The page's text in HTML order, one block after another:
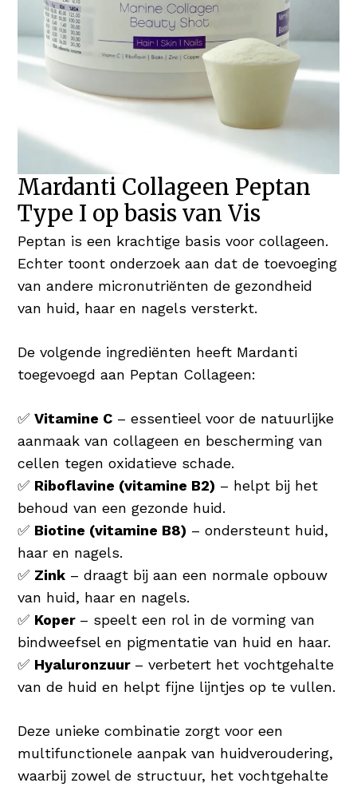
Mardanti Collageen Peptan
Type I op basis van Vis
Peptan is een krachtige basis voor collageen.
Echter toont onderzoek aan dat de toevoeging
van andere micronutriënten de gezondheid
van huid, haar en nagels versterkt.
De volgende ingrediënten heeft Mardanti
toegevoegd aan Peptan Collageen:
✅Vitamine C – essentieel voor de natuurlijke
aanmaak van collageen en bescherming van
cellen tegen oxidatieve schade.
✅ Riboflavine (vitamine B2) – helpt bij het
behoud van een gezonde huid.
✅ Biotine (vitamine B8) – ondersteunt huid,
haar en nagels.
✅ Zink – draagt bij aan een normale opbouw
van huid, haar en nagels.
✅ Koper – speelt een rol in de vorming van
bindweefsel en pigmentatie van huid en haar.
✅ Hyaluronzuur – verbetert het vochtgehalte
van de huid en helpt fijne lijntjes op te vullen.
Deze unieke combinatie zorgt voor een
multifunctionele aanpak van huidveroudering,
waarbij zowel de structuur, het vochtgehalte